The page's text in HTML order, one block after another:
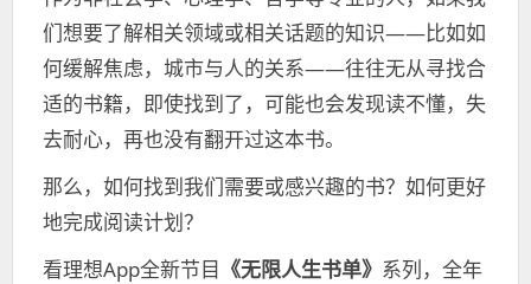
们想要了解相关领域或相关话题的知识——比如如
何缓解焦虑，城市与人的关系——往往无从寻找合
适的书籍，即使找到了，可能也会发现读不懂，失
去耐心，再也没有翻开过这本书。
那么，如何找到我们需要或感兴趣的书？如何更好
地完成阅读计划？
看理想App全新节目 《无限人生书单》 系列，全年